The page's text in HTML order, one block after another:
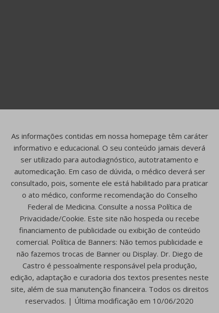
As informações contidas em nossa homepage têm caráter
informativo e educacional. O seu conteúdo jamais deverá
ser utilizado para autodiagnóstico, autotratamento e
automedicação. Em caso de dúvida, o médico deverá ser
consultado, pois, somente ele está habilitado para praticar
o ato médico, conforme recomendação do Conselho
Federal de Medicina. Consulte a nossa Política de
Privacidade/Cookie. Este site não hospeda ou recebe
financiamento de publicidade ou exibição de conteúdo
comercial. Política de Banners: Não temos publicidade e
não fazemos trocas de Banner ou Display. Dr. Diego de
Castro é pessoalmente responsável pela produção,
edição, adaptação e curadoria dos textos presentes neste
site, além de sua manutenção financeira. Todos os direitos
reservados. | Última modificação em 10/06/2020